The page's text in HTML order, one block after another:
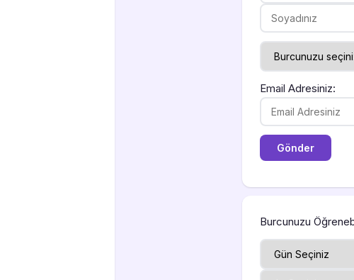
Email Adresiniz:
Burcunuzu